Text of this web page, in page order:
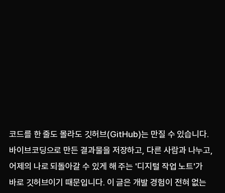
코드를 한 줄도 몰라도 깃허브(GitHub)는 만질 수 있습니다.
바이브코딩으로 만든 결과물을 저장하고, 다른 사람과 나누고,
어제의 나로 되돌아갈 수 있게 해 주는 '디지털 작업 노트'가
바로 깃허브이기 때문입니다. 이 글은 개발 경험이 전혀 없는